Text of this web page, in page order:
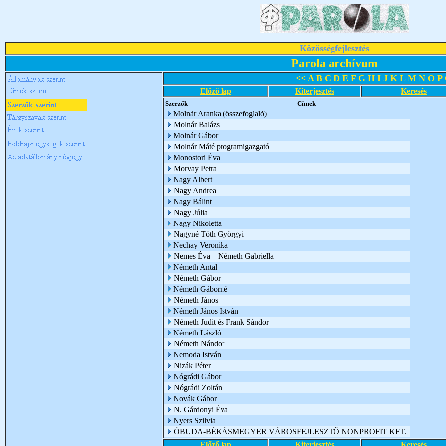
Közösségfejlesztés
Parola archívum
<< A B C D E F G H I J K L M N O P
Előző lap Kiterjesztés Keresés
Szerzők Címek
Molnár Aranka (összefoglaló)
Molnár Balázs
Molnár Gábor
Molnár Máté programigazgató
Monostori Éva
Morvay Petra
Nagy Albert
Nagy Andrea
Nagy Bálint
Nagy Júlia
Nagy Nikoletta
Nagyné Tóth Györgyi
Nechay Veronika
Nemes Éva – Németh Gabriella
Németh Antal
Németh Gábor
Németh Gáborné
Németh János
Németh János István
Németh Judit és Frank Sándor
Németh László
Németh Nándor
Nemoda István
Nizák Péter
Nógrádi Gábor
Nógrádi Zoltán
Novák Gábor
N. Gárdonyi Éva
Nyers Szilvia
ÓBUDA-BÉKÁSMEGYER VÁROSFEJLESZTŐ NONPROFIT KFT.
Előző lap
Kiterjesztés Keresés